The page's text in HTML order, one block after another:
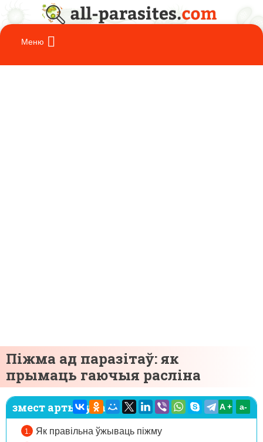
Піжма ад паразітаў: як
прымаць гаючыя расліна
змест артыкула:
Як правільна ўжываць піжму
A + а-